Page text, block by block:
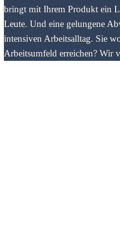
bringt mit Ihrem Produkt ein
Leute. Und eine gelungene
intensiven Arbeitsalltag. Sie
Arbeitsumfeld erreichen? Wir